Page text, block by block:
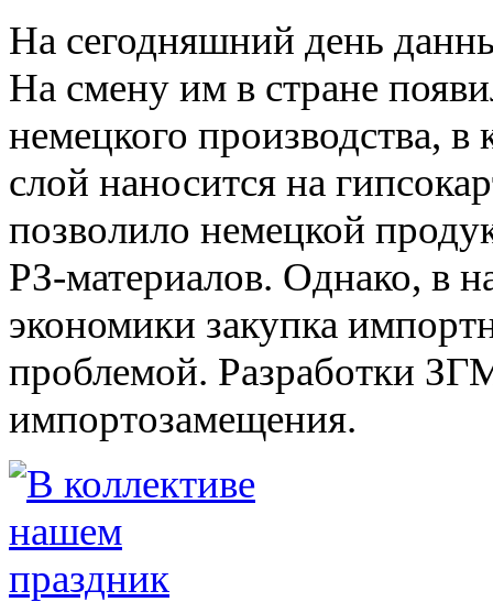
На сегодняшний день
На смену им в стране
немецкого производства,
слой наносится на
позволило немецкой
РЗ-материалов. Однако, в
экономики закупка
проблемой. Разработки
импортозамещения.